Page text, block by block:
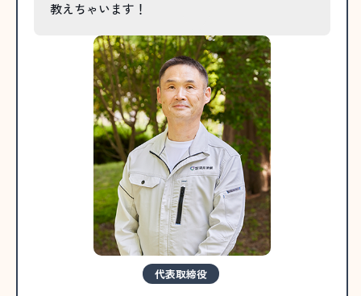
教えちゃいます！
代表取締役